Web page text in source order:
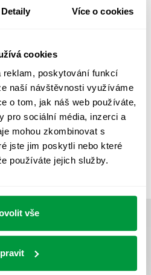
Detaily Více o cookies
cookies
reklam, poskytování funkcí
naší návštěvnosti využíváme
o tom, jak náš web používáte,
pro sociální média, inzerci a
mohou zkombinovat s
jste jim poskytli nebo které
používáte jejich služby.
vše
OSVĚTLENÍ
ŘÍZENÍ
OSVĚTLENÍ
ZASTÍNĚNÍ